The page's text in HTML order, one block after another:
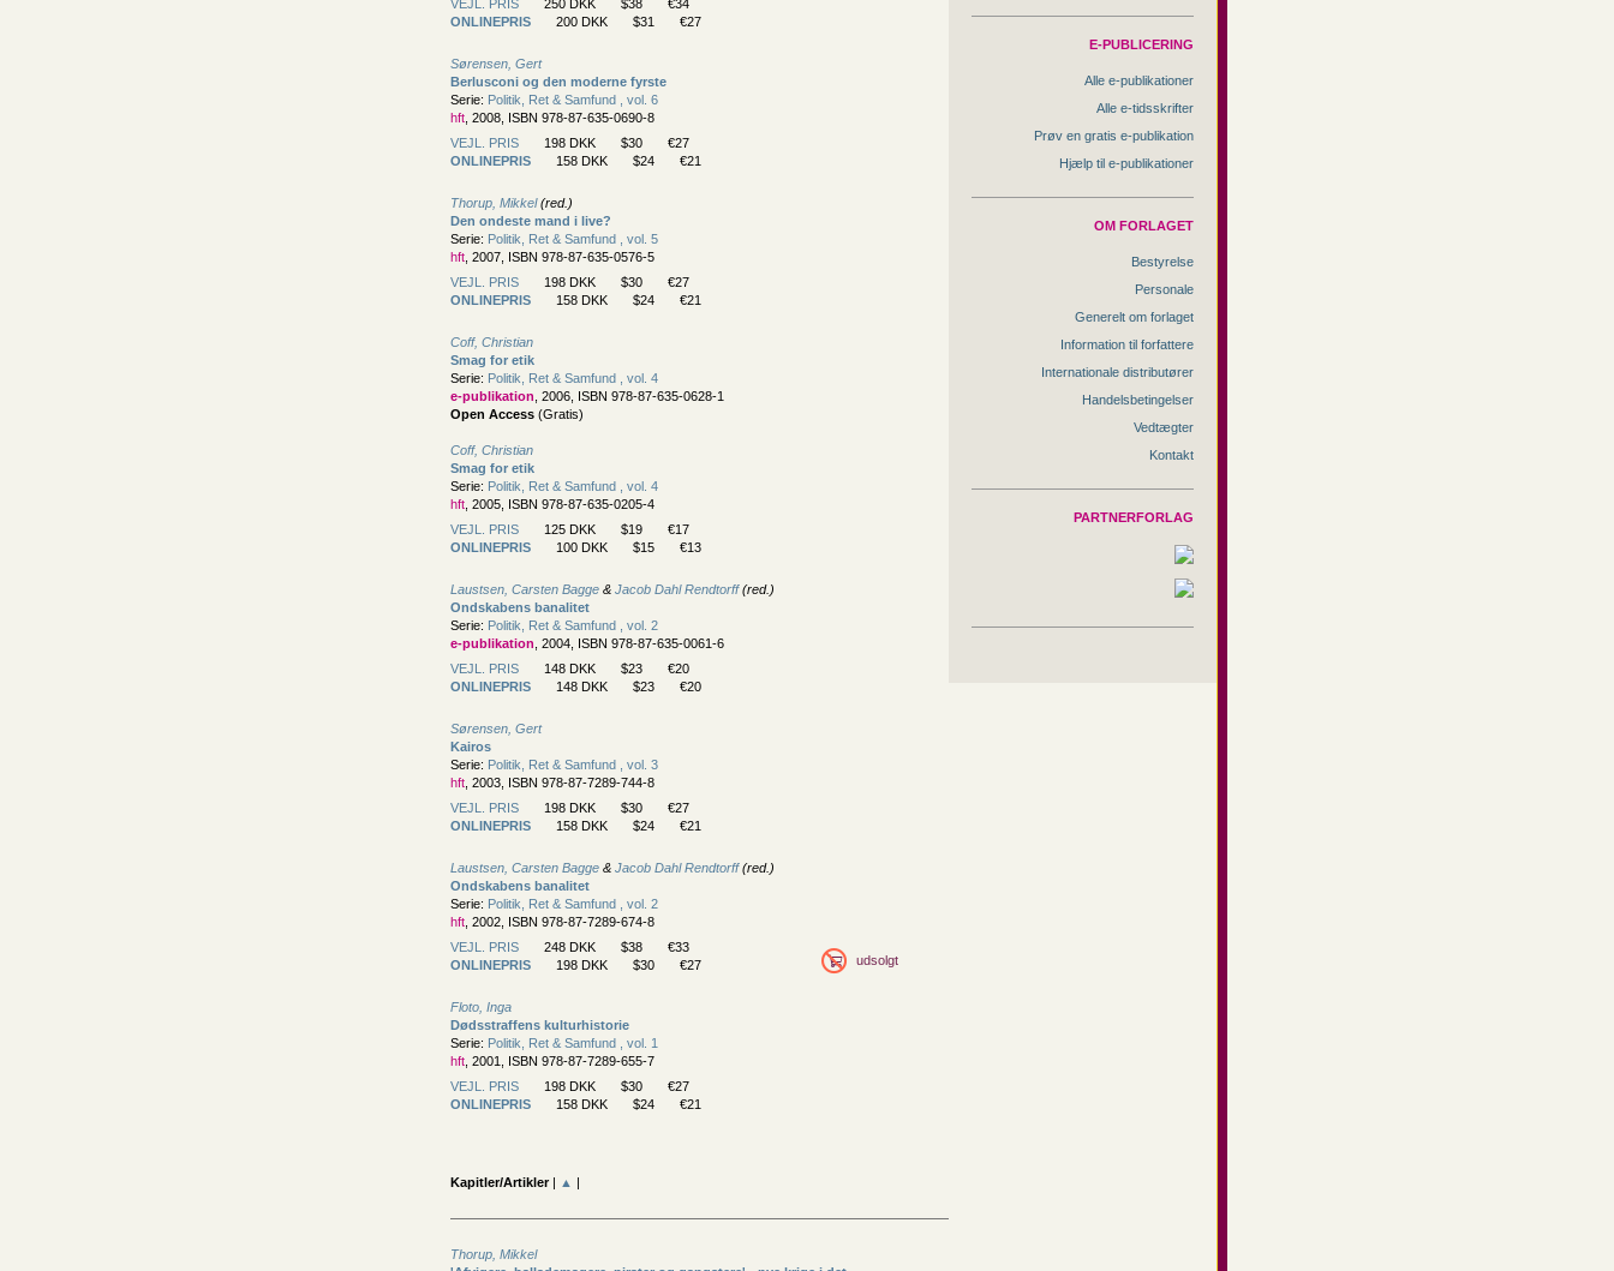
VEJL. PRIS
250 DKK $38
€34
ONLINEPRIS
200 DKK $31 €27
Sørensen, Gert
Berlusconi og den moderne fyrste
Serie: Politik, Ret & Samfund , vol. 6
hft , 2008, ISBN 978-87-635-0690-8
VEJL. PRIS
198 DKK $30
€27
ONLINEPRIS
158 DKK $24 €21
Thorup, Mikkel(red.)
Den ondeste mand i live?
Serie: Politik, Ret & Samfund , vol. 5
hft , 2007, ISBN 978-87-635-0576-5
VEJL. PRIS
198 DKK $30
€27
ONLINEPRIS
158 DKK $24 €21
Coff, Christian
Smag for etik
Serie: Politik, Ret & Samfund , vol. 4
e-publikation , 2006, ISBN 978-87-635-0628-1
Open Access (Gratis)
Coff, Christian
Smag for etik
Serie: Politik, Ret & Samfund , vol. 4
hft , 2005, ISBN 978-87-635-0205-4
VEJL. PRIS
125 DKK $19
€17
ONLINEPRIS
100 DKK $15 €13
Laustsen, Carsten Bagge & Jacob Dahl Rendtorff(red.)
Ondskabens banalitet
Serie: Politik, Ret & Samfund , vol. 2
e-publikation , 2004, ISBN 978-87-635-0061-6
VEJL. PRIS
148 DKK $23
€20
ONLINEPRIS
148 DKK $23 €20
Sørensen, Gert
Kairos
Serie: Politik, Ret & Samfund , vol. 3
hft , 2003, ISBN 978-87-7289-744-8
VEJL. PRIS
198 DKK $30
€27
ONLINEPRIS
158 DKK $24 €21
Laustsen, Carsten Bagge & Jacob Dahl Rendtorff(red.)
Ondskabens banalitet
Serie: Politik, Ret & Samfund , vol. 2
hft , 2002, ISBN 978-87-7289-674-8
VEJL. PRIS
248 DKK $38
€33
ONLINEPRIS
198 DKK $30 €27 udsolgt
Floto, Inga
Dødsstraffens kulturhistorie
Serie: Politik, Ret & Samfund , vol. 1
hft , 2001, ISBN 978-87-7289-655-7
VEJL. PRIS
198 DKK $30
€27
ONLINEPRIS
158 DKK $24 €21
Kapitler/Artikler| ▲ |
Thorup, Mikkel
E-PUBLICERING
Alle e-publikationer
Alle e-tidsskrifter
Prøv en gratis e-publikation
Hjælp til e-publikationer
OM FORLAGET
Bestyrelse
Personale
Generelt om forlaget
Information til forfattere
Internationale distributører
Handelsbetingelser
Vedtægter
Kontakt
PARTNERFORLAG